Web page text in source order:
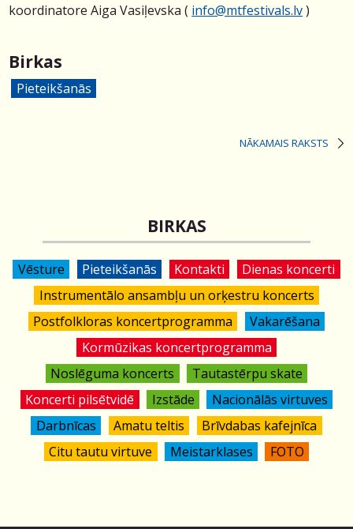
koordinatore Aiga Vasiļevska ( info@mtfestivals.lv)
Birkas
Pieteikšanās
NĀKAMAIS RAKSTS
BIRKAS
Vēsture Pieteikšanās Kontakti
Dienas koncerti
Instrumentālo ansambļu un orķestru koncerts
Postfolkloras koncertprogramma
Vakarēšana
Kormūzikas koncertprogramma
Noslēguma koncerts
Tautastērpu skate
Koncerti pilsētvidē
Izstāde
Nacionālās virtuves
Darbnīcas
Amatu teltis
Brīvdabas kafejnīca
Citu tautu virtuve
Meistarklases FOTO